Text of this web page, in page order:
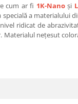
cum ar fi 1K-Nano și
a
ridicat de
nețesut